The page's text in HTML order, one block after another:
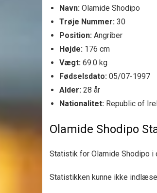
Navn: Olamide Shodipo
Trøje Nummer: 30
Position: Angriber
Højde: 176 cm
Vægt: 69.0 kg
Fødselsdato: 05/07-1997
Alder: 28 år
Nationalitet: Republic of
Olamide Shodipo
Statistik for Olamide Shodipo
Statistikken kunne ikke